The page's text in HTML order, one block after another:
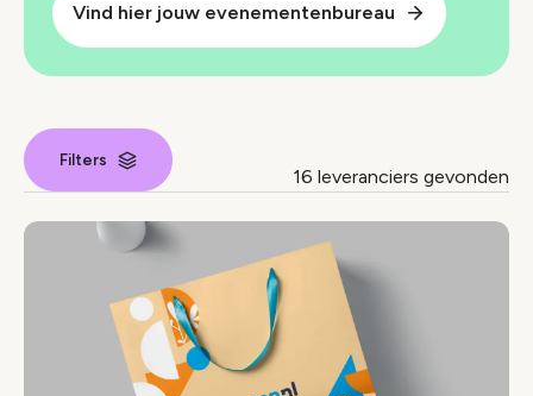
Vind hier jouw evenementenbureau
Filters
16 leveranciers gevonden
Leverancier index